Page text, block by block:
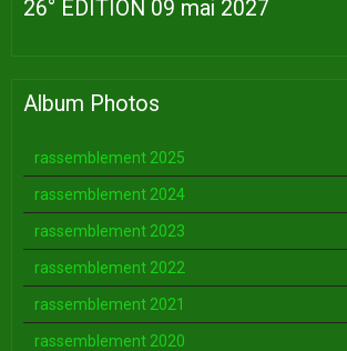
26° EDITION 09 mai 2027
Album Photos
rassemblement 2025
rassemblement 2024
rassemblement 2023
rassemblement 2022
rassemblement 2021
rassemblement 2020